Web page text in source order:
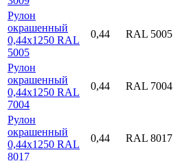
Рулон
окрашенный
0,44х1250 RAL
5005
0,44 RAL 5005
Рулон
окрашенный
0,44х1250 RAL
7004
0,44 RAL 7004
Рулон
окрашенный
0,44х1250 RAL
8017
0,44 RAL 8017